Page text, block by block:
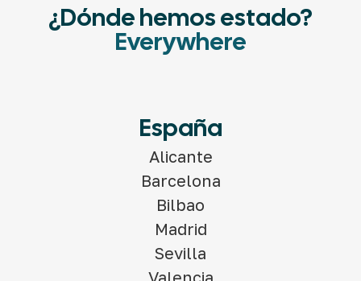
¿Dónde hemos estado?
Everywhere
España
Alicante
Barcelona
Bilbao
Madrid
Sevilla
Valencia